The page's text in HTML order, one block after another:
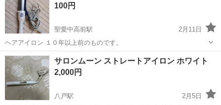
３時以降か土曜日の午前中に...
100円
聖愛中高前駅
2月11日
ヘアアイロン １０年以上前のものです。
青森 弘前市 美容家電 ヘアアイロン
サロンムーン ストレートアイロン ホワイト
2,000円
八戸駅
2月5日